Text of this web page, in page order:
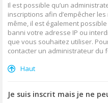
Il est possible qu’un
inscriptions afin d’empêcher
même, il est également
banni votre adresse IP ou
que vous souhaitez utiliser.
contacter un administrateur du
Haut
Je suis inscrit mais je ne